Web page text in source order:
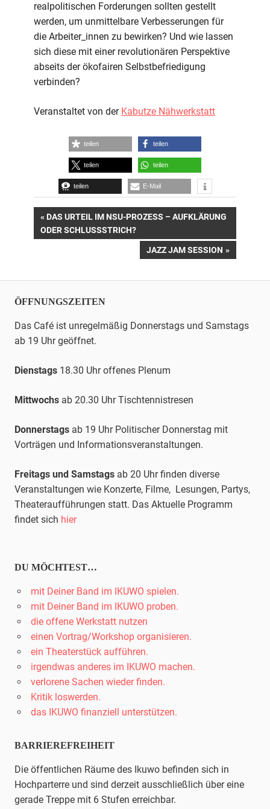
realpolitischen Forderungen sollten gestellt
werden, um unmittelbare Verbesserungen für
die Arbeiter_innen zu bewirken? Und wie lassen
sich diese mit einer revolutionären Perspektive
abseits der ökofairen Selbstbefriedigung
verbinden?
Veranstaltet von der Kabutze Nähwerkstatt
teilen teilen
teilen teilen
teilen E-Mail
Beitrags-
Navigation
VORHERIGER
BEITRAG:
DAS URTEIL IM NSU-PROZESS – AUFKLÄRUNG
ODER SCHLUSSSTRICH?
NÄCHSTER
JAZZ JAM SESSION
ÖFFNUNGSZEITEN
Das Café ist unregelmäßig Donnerstags und Samstags
ab 19 Uhr geöffnet.
Dienstags 18.30 Uhr offenes Plenum
Mittwochs ab 20.30 UhrTischtennistresen
Donnerstags ab 19 Uhr Politischer Donnerstag mit
Vorträgen und Informationsveranstaltungen.
Freitags und Samstags ab 20 Uhr finden diverse
Veranstaltungen wie Konzerte, Filme, Lesungen, Partys,
Theateraufführungen statt. Das Aktuelle Programm
findet sich hier
DU MÖCHTEST…
mit Deiner Band im IKUWO spielen.
mit Deiner Band im IKUWO proben.
die offene Werkstatt nutzen
einen Vortrag/Workshop organisieren.
ein Theaterstück aufführen.
irgendwas anderes im IKUWO machen.
verlorene Sachen wieder finden.
Kritik loswerden.
das IKUWO finanziell unterstützen.
BARRIEREFREIHEIT
Die öffentlichen Räume des Ikuwo befinden sich in
Hochparterre und sind derzeit ausschließlich über eine
gerade Treppe mit 6 Stufen erreichbar.